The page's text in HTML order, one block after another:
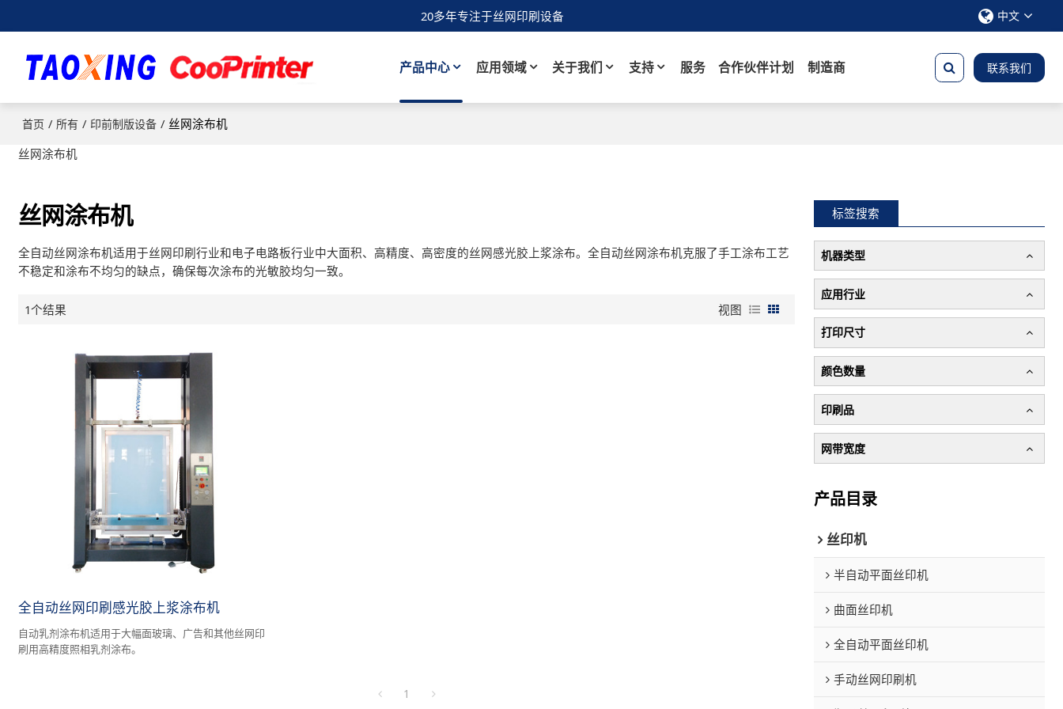
20多年专注于丝网印刷设备 中文
产品中心 应用领域 关于我们 支持 服务 合作伙伴计划 制造商 联系我们
首页 / 所有 / 印前制版设备 / 丝网涂布机
丝网涂布机
丝网涂布机
全自动丝网涂布机适用于丝网印刷行业和电子电路板行业中大面积、高精度、高密度的丝网感光胶上浆涂布。全自动丝网涂布机克服了手工涂布工艺
不稳定和涂布不均匀的缺点，确保每次涂布的光敏胶均匀一致。
1个结果 视图
全自动丝网印刷感光胶上浆涂布机
自动乳剂涂布机适用于大幅面玻璃、广告和其他丝网印
刷用高精度照相乳剂涂布。
1
标签搜索
机器类型
应用行业
打印尺寸
颜色数量
印刷品
网带宽度
产品目录
丝印机
半自动平面丝印机
曲面丝印机
全自动平面丝印机
手动丝网印刷机